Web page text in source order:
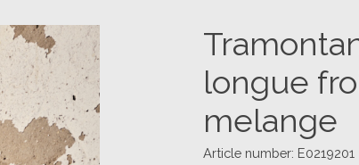
longue
melange
Article number: E0219201